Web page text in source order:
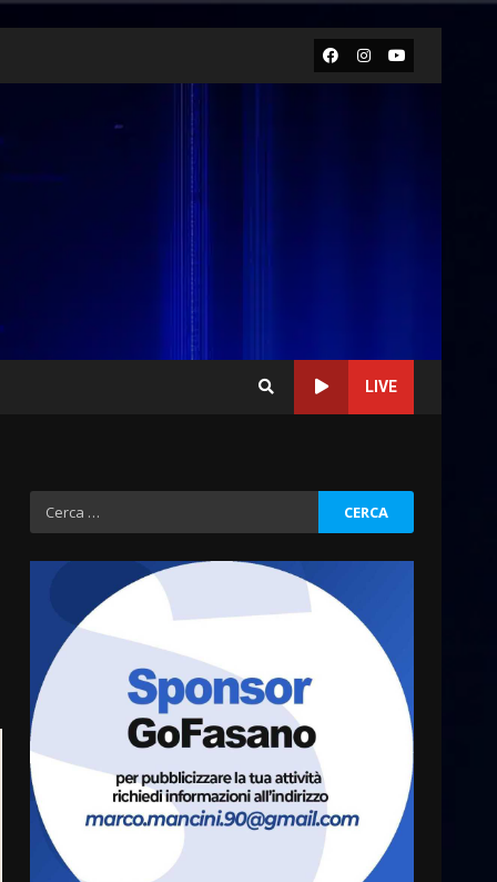
Facebook
Instagram
Youtube
LIVE
Ricerca
per:
La Banda Città di Fasano apre
ufficialmente la Festa di
Savelletri
8 Agosto 2026 11:00
4
Savelletri in festa, domani
sera grande spettacolo con
Uccio De Santis